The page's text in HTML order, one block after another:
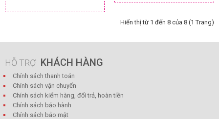
Hiển thị từ 1 đến 8 của 8 (1 Trang)
HỖ TRỢ KHÁCH HÀNG
Chính sách thanh toán
Chính sách vận chuyển
Chính sách kiểm hàng, đổi trả, hoàn tiền
Chính sách bảo hành
Chính sách bảo mật